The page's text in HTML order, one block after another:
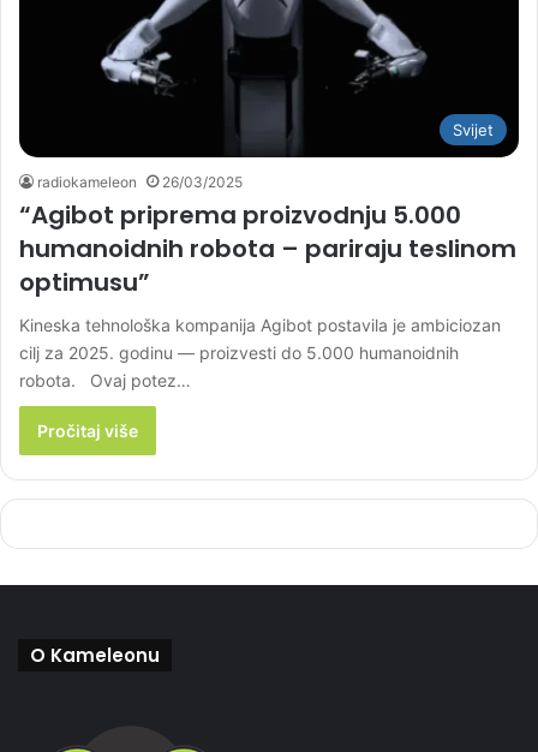
Svijet
radiokameleon 26/03/2025
“Agibot priprema proizvodnju 5.000
humanoidnih robota – pariraju teslinom
optimusu”
Kineska tehnološka kompanija Agibot postavila je ambiciozan
cilj za 2025. godinu — proizvesti do 5.000 humanoidnih
robota. Ovaj potez…
Pročitaj više
O Kameleonu